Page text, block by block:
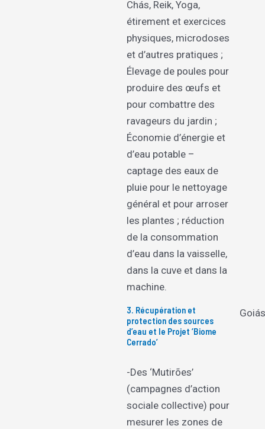
Chás, Reik, Yoga,
étirement et exercices
physiques, microdoses
et d’autres pratiques ;
Élevage de poules pour
produire des œufs et
pour combattre des
ravageurs du jardin ;
Économie d’énergie et
d’eau potable –
captage des eaux de
pluie pour le nettoyage
général et pour arroser
les plantes ; réduction
de la consommation
d’eau dans la vaisselle,
dans la cuve et dans la
machine.
3. Récupération et
protection des sources
d’eau et le Projet ‘Biome
Cerrado’
-Des ‘Mutirões’
(campagnes d’action
sociale collective) pour
mesurer les zones de
Goiás